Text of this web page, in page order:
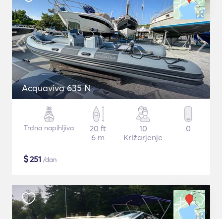
Acquaviva 635 N
Trdna napihljiva
20 ft
6 m
10
Križarjenje
0
$251 /dan